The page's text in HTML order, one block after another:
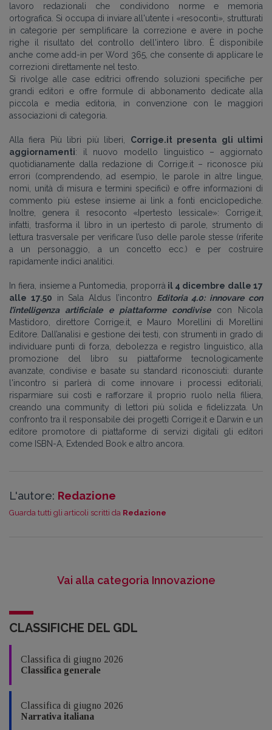
lavoro redazionali che condividono norme e memoria
ortografica. Si occupa di inviare all'utente i «resoconti» , strutturati
in categorie per semplificare la correzione e avere in poche
righe il risultato del controllo dell'intero libro. È disponibile
anche come add-in per Word 365, che consente di applicare le
correzioni direttamente nel testo.
Si rivolge alle case editrici offrendo soluzioni specifiche per
grandi editori e offre formule di abbonamento dedicate alla
piccola e media editoria, in convenzione con le maggiori
associazioni di categoria.
Alla fiera Più libri più liberi, Corrige.it presenta gli ultimi
aggiornamenti: il nuovo modello linguistico – aggiornato
quotidianamente dalla redazione di Corrige.it – riconosce più
errori (comprendendo, ad esempio, le parole in altre lingue,
nomi, unità di misura e termini specifici) e offre informazioni di
commento più estese insieme ai link a fonti enciclopediche.
Inoltre, genera il resoconto «Ipertesto lessicale»: Corrige.it,
infatti, trasforma il libro in un ipertesto di parole, strumento di
lettura trasversale per verificare l’uso delle parole stesse (riferite
a un personaggio, a un concetto ecc.) e per costruire
rapidamente indici analitici.
In fiera, insieme a Puntomedia, proporrà il 4 dicembre dalle 17
alle 17.50 in Sala Aldus l’incontro Editoria 4.0: innovare con
l’intelligenza artificiale e piattaforme condivise con Nicola
Mastidoro, direttore Corrige.it, e Mauro Morellini di Morellini
Editore. Dall’analisi e gestione dei testi, con strumenti in grado di
individuare punti di forza, debolezza e registro linguistico, alla
promozione del libro su piattaforme tecnologicamente
avanzate, condivise e basate su standard riconosciuti: durante
l'incontro si parlerà di come innovare i processi editoriali,
risparmiare sui costi e rafforzare il proprio ruolo nella filiera,
creando una community di lettori più solida e fidelizzata. Un
confronto tra il responsabile dei progetti Corrige.it e Darwin e un
editore promotore di piattaforme di servizi digitali gli editori
come ISBN-A, Extended Book e altro ancora.
L'autore: Redazione
Guarda tutti gli articoli scritti da Redazione
Vai alla categoria Innovazione
CLASSIFICHE DEL GDL
Classifica di giugno 2026
Classifica generale
Classifica di giugno 2026
Narrativa italiana